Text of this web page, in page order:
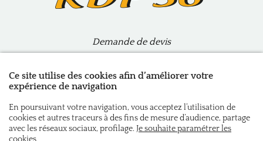
Demande de devis
RDF 36
60 Rue Pierre et Marie Curie
36120 Ardentes
Ce site utilise des cookies afin d’améliorer votre
expérience de navigation
En poursuivant votre navigation, vous acceptez l’utilisation de
cookies et autres traceurs à des fins de mesure d’audience, partage
avec les réseaux sociaux, profilage. Je souhaite paramétrer les